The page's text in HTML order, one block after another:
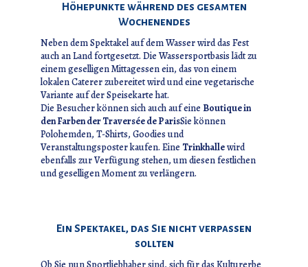
Höhepunkte während des gesamten
Wochenendes
Neben dem Spektakel auf dem Wasser wird das Fest
auch an Land fortgesetzt. Die Wassersportbasis lädt zu
einem geselligen Mittagessen ein, das von einem
lokalen Caterer zubereitet wird und eine vegetarische
Variante auf der Speisekarte hat.
Die Besucher können sich auch auf eine Boutique in
den Farben der Traversée de ParisSie können
Polohemden, T-Shirts, Goodies und
Veranstaltungsposter kaufen. Eine Trinkhallewird
ebenfalls zur Verfügung stehen, um diesen festlichen
und geselligen Moment zu verlängern.
Ein Spektakel, das Sie nicht verpassen
sollten